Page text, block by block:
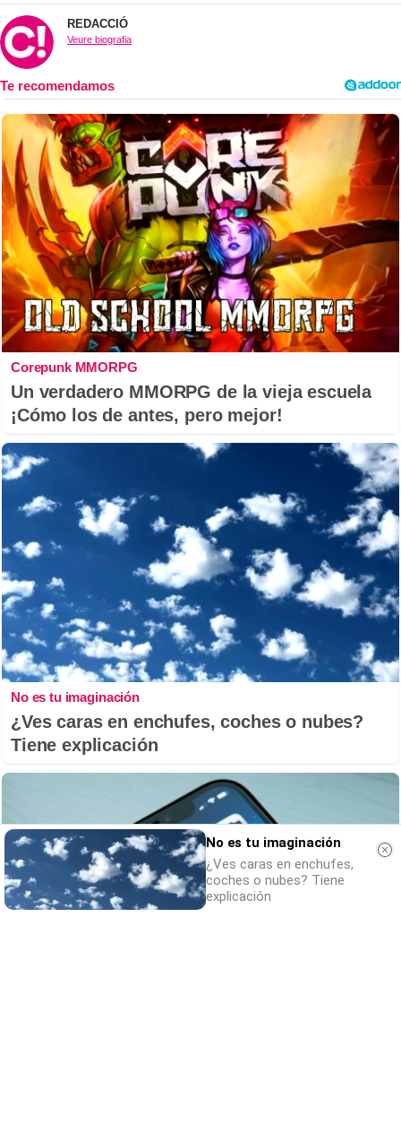
REDACCIÓ
Veure biografia
Corepunk MMORPG
Un verdadero MMORPG de la vieja escuela
¡Cómo los de antes, pero mejor!
No es tu imaginación
¿Ves caras en enchufes, coches o nubes?
Tiene explicación
No es tu imaginación
¿Ves caras en enchufes,
coches o nubes? Tiene
explicación